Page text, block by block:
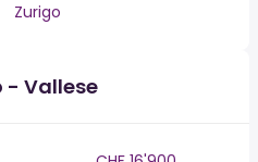
Zurigo
- Vallese